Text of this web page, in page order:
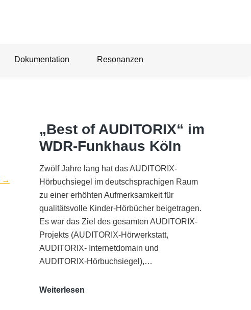
Dokumentation Resonanzen
→
„Best of AUDITORIX“ im
WDR-Funkhaus Köln
Zwölf Jahre lang hat das AUDITORIX-
Hörbuchsiegel im deutschsprachigen Raum
zu einer erhöhten Aufmerksamkeit für
qualitätsvolle Kinder-Hörbücher beigetragen.
Es war das Ziel des gesamten AUDITORIX-
Projekts (AUDITORIX-Hörwerkstatt,
AUDITORIX- Internetdomain und
AUDITORIX-Hörbuchsiegel),…
Weiterlesen